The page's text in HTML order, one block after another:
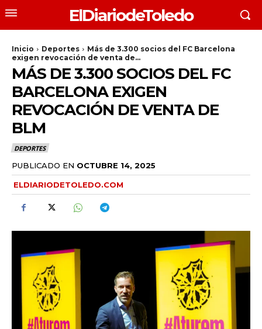
ElDiariodeToledo
Inicio Deportes
Más de 3.300 socios del FC Barcelona
exigen revocación de venta de...
MÁS DE 3.300 SOCIOS DEL FC
BARCELONA EXIGEN
REVOCACIÓN DE VENTA DE
BLM
DEPORTES
PUBLICADO EN OCTUBRE 14, 2025
ELDIARIODETOLEDO.COM